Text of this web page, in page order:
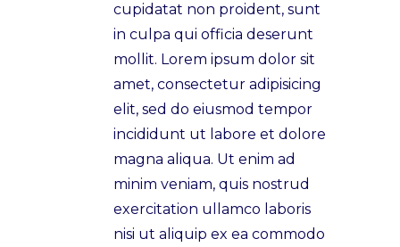
cupidatat non proident, sunt
in culpa qui officia deserunt
mollit. Lorem ipsum dolor sit
amet, consectetur adipisicing
elit, sed do eiusmod tempor
incididunt ut labore et dolore
magna aliqua. Ut enim ad
minim veniam, quis nostrud
exercitation ullamco laboris
nisi ut aliquip ex ea commodo